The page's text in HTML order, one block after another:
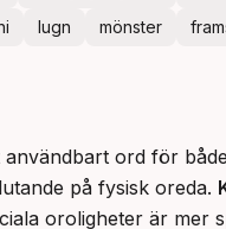
lugn mönster
ord för
på fysisk oreda.
oroligheter är mer